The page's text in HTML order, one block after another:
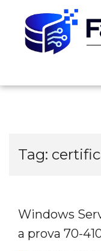
content
Tag:
Windows
a prova 70-